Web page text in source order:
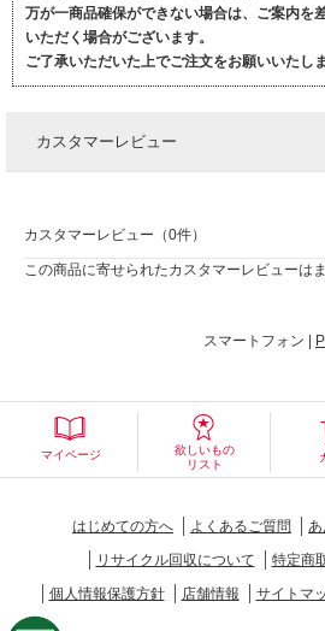
万が一商品確保ができない場合は、ご案内を
いただく場合がございます。
ご了承いただいた上でご注文をお願いいたしま
カスタマーレビュー
カスタマーレビュー（0件）
この商品に寄せられたカスタマーレビューは
スマートフォン |
マイページ
欲しいもの
リスト
はじめての方へ よくあるご質問
リサイクル回収について
特定商
個人情報保護方針
店舗情報 サイトマ